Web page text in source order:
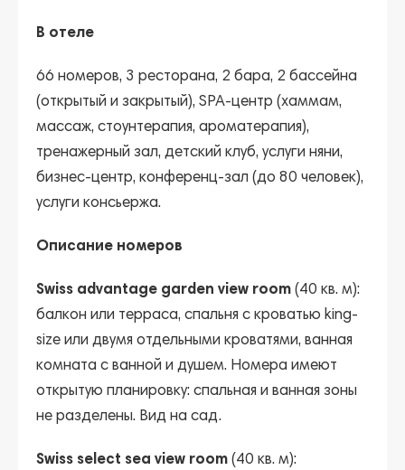
В отеле
66 номеров, 3 ресторана, 2 бара, 2 бассейна
(открытый и закрытый), SPA-центр (хаммам,
массаж, стоунтерапия, ароматерапия),
тренажерный зал, детский клуб, услуги няни,
бизнес-центр, конференц-зал (до 80 человек),
услуги консьержа.
Описание номеров
Swiss advantage garden view room (40 кв. м):
балкон или терраса, спальня с кроватью king-
size или двумя отдельными кроватями, ванная
комната с ванной и душем. Номера имеют
открытую планировку: спальная и ванная зоны
не разделены. Вид на сад.
Swiss select sea view room (40 кв. м):